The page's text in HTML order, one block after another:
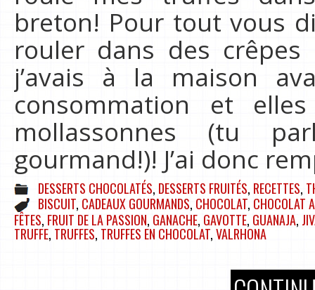
breton! Pour tout vous
rouler dans des
j’avais à la maison
consommation et
mollassonnes (tu
gourmand!)! J’ai donc
DESSERTS CHOCOLATÉS, DESSERTS FRUITÉS, RECETTES,
BISCUIT, CADEAUX GOURMANDS, CHOCOLAT, CHOCOLAT
FÊTES, FRUIT DE LA PASSION, GANACHE, GAVOTTE, GUANAJA,
TRUFFE, TRUFFES, TRUFFES EN CHOCOLAT,VALRHONA